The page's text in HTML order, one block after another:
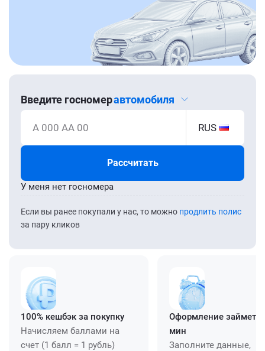
Введите госномеравтомобиля
А 000 АА 00 RUS
Рассчитать
Если вы ранее покупали у нас, то можно продлить полис
за пару кликов
У меня нет госномера
100% кешбэк за покупку
Начисляем баллами на
счет (1 балл = 1 рубль)
Оформление займет
мин
Заполните данные,